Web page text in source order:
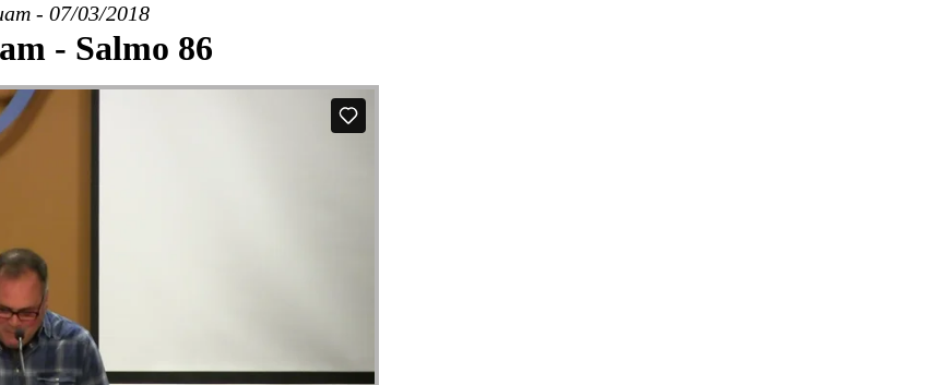
- 07/03/2018
- Salmo 86
MONTEBELLUNA